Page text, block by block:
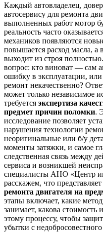
Каждый автовладелец,
автосервису для ремонта
выполненных работ мотор
реальность часто
механиков появляются
повышается расход масла, а
выходит из строя
вопрос: кто виноват — сам
ошибку в эксплуатации,
ремонт некачественно?
может только независимое
требуется экспертиза
предмет причин поломки.
исследование позволяет
нарушения технологии
неоригинальные или б/у
моменты затяжки, и самое
следственная связь между
сервиса и возникшей
специалисты АНО «Центр
расскажем, что
ремонта двигателя на
этапы включает, какие
занимает, какова стоимость
этому процессу, чтобы
убытки с